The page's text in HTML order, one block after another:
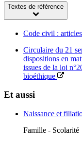
Textes de référence
Code civil :
Circulaire du 21
dispositions en
issues de la loi
bioéthique
Et aussi
Naissance et
Famille - Scolarité